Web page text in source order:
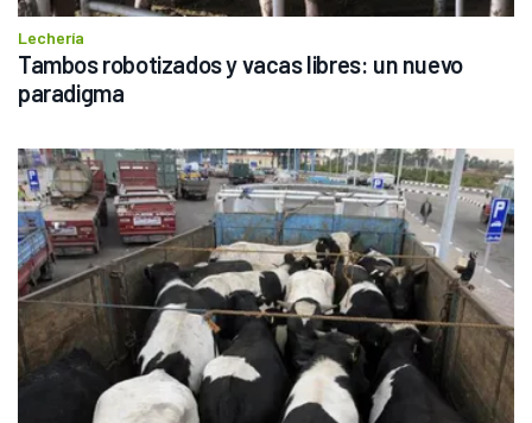
Lechería
Tambos robotizados y vacas libres: un nuevo
paradigma